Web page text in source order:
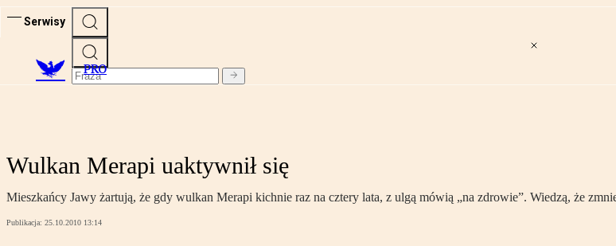
Serwisy
PRO
Wulkan Merapi uaktywnił się
Mieszkańcy Jawy żartują, że gdy wulkan Merapi kichnie raz na cztery lata, z ulgą mówią „na zdrowie”. Wiedzą, że
Publikacja: 25.10.2010 13:14